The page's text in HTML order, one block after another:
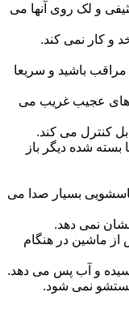
و لک روی آنها می
و کار نمی کند.
باشید و سریعا
عجیب غریب می
کنترل می کند.
شده دیگر باز
بسیار صدا می
نمی دهد.
ماشین در هنگام
و آب پس می دهد.
شستشو نمی شود.